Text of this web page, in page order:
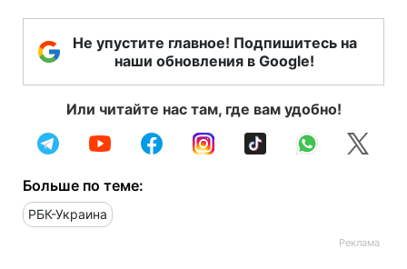
Не упустите главное! Подпишитесь на
наши обновления в Google!
Или читайте нас там, где вам удобно!
Больше по теме:
РБК-Украина